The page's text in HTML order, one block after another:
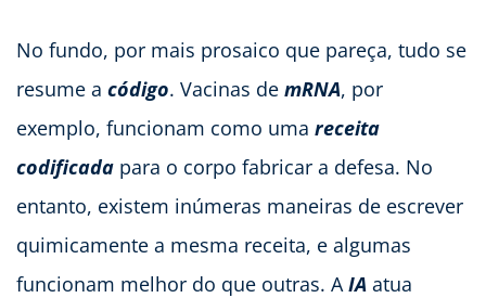
No fundo, por mais prosaico que pareça, tudo se
resume a código. Vacinas de mRNA, por
exemplo, funcionam como uma receita
codificada para o corpo fabricar a defesa. No
entanto, existem inúmeras maneiras de escrever
quimicamente a mesma receita, e algumas
funcionam melhor do que outras. AIA atua